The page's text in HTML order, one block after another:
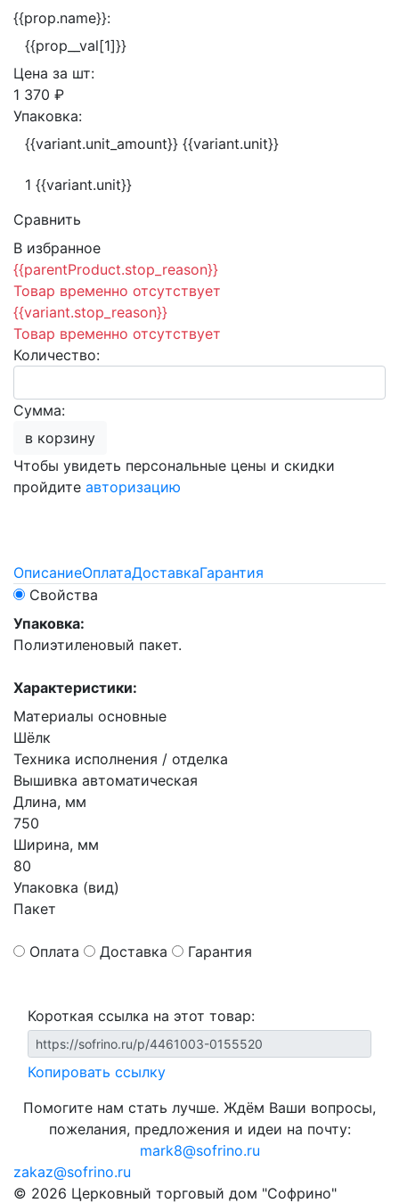
{{prop.name}}:
{{prop__val[1]}}
Цена за шт:
1 370 ₽
Упаковка:
{{variant.unit_amount}} {{variant.unit}}
1 {{variant.unit}}
Сравнить
В избранное
{{parentProduct.stop_reason}}
Товар временно отсутствует
{{variant.stop_reason}}
Товар временно отсутствует
Количество:
Сумма:
в корзину
Чтобы увидеть персональные цены и скидки
пройдите авторизацию
ОписаниеОплатаДоставкаГарантия
Свойства
Упаковка:
Полиэтиленовый пакет.
Характеристики:
Материалы основные
Шёлк
Техника исполнения / отделка
Вышивка автоматическая
Длина, мм
750
Ширина, мм
80
Упаковка (вид)
Пакет
Оплата Доставка Гарантия
Короткая ссылка на этот товар:
Копировать ссылку
Помогите нам стать лучше. Ждём Ваши вопросы,
пожелания, предложения и идеи на почту:
mark8@sofrino.ru
zakaz@sofrino.ru
© 2026 Церковный торговый дом "Софрино"